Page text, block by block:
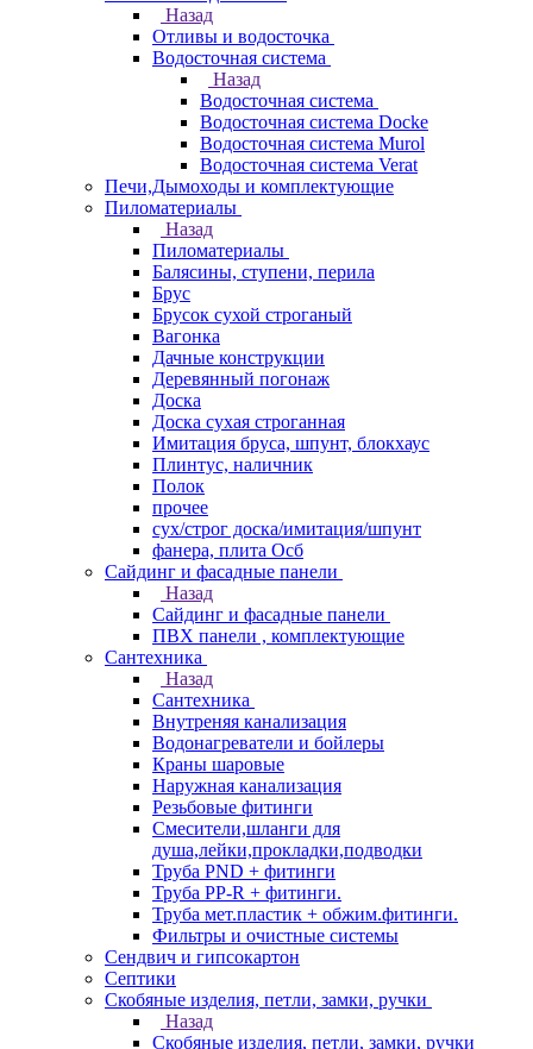
Назад
Отливы и водосточка
Водосточная система
Назад
Водосточная система
Водосточная система Docke
Водосточная система Murol
Водосточная система Verat
Печи,Дымоходы и комплектующие
Пиломатериалы
Назад
Пиломатериалы
Балясины, ступени, перила
Брус
Брусок сухой строганый
Вагонка
Дачные конструкции
Деревянный погонаж
Доска
Доска сухая строганная
Имитация бруса, шпунт, блокхаус
Плинтус, наличник
Полок
прочее
сух/строг доска/имитация/шпунт
фанера, плита Осб
Сайдинг и фасадные панели
Назад
Сайдинг и фасадные панели
ПВХ панели , комплектующие
Сантехника
Назад
Сантехника
Внутреняя канализация
Водонагреватели и бойлеры
Краны шаровые
Наружная канализация
Резьбовые фитинги
Смесители,шланги для
душа,лейки,прокладки,подводки
Труба PND + фитинги
Труба PP-R + фитинги.
Труба мет.пластик + обжим.фитинги.
Фильтры и очистные системы
Сендвич и гипсокартон
Септики
Скобяные изделия, петли, замки, ручки
Назад
Скобяные изделия, петли, замки, ручки